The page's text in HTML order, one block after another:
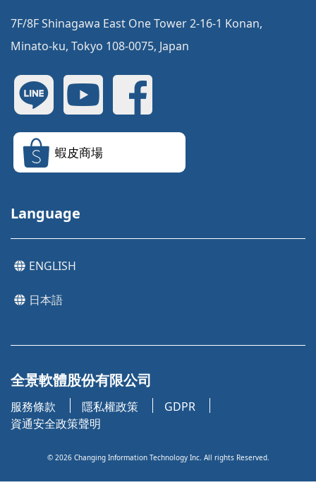
7F/8F Shinagawa East One Tower 2-16-1 Konan,
Minato-ku, Tokyo 108-0075, Japan
蝦皮商場
Language
ENGLISH
日本語
全景軟體股份有限公司
服務條款 隱私權政策
GDPR
資通安全政策聲明
© 2026Changing Information Technology Inc. All rights Reserved.